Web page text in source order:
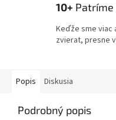
10+ Patríme
Keďže sme viac
zvierat, presne
Popis Diskusia
Podrobný popis